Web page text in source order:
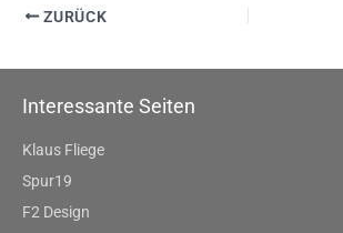
ZURÜCK
Interessante Seiten
Klaus Fliege
Spur19
F2 Design